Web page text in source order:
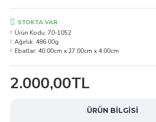
2.000,00TL
STOKTA VAR
Ürün Kodu: 70-1052
Ağırlık: 486.00g
Ebatlar: 40.00cm x 27.00cm x 4.00cm
ÜRÜN BILGISI